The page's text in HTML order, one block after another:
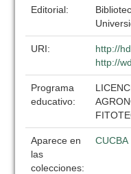
Editorial:
URI:
http://
http://
Programa
educativo:
Aparece en
las
colecciones:
CUCBA